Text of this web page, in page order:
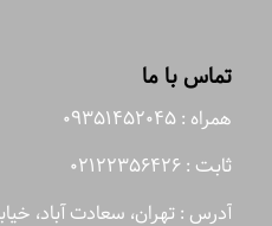
تماس با ما
همراه : 09351452045
ثابت : 02122356426
آدرس : تهران، سعادت آباد،